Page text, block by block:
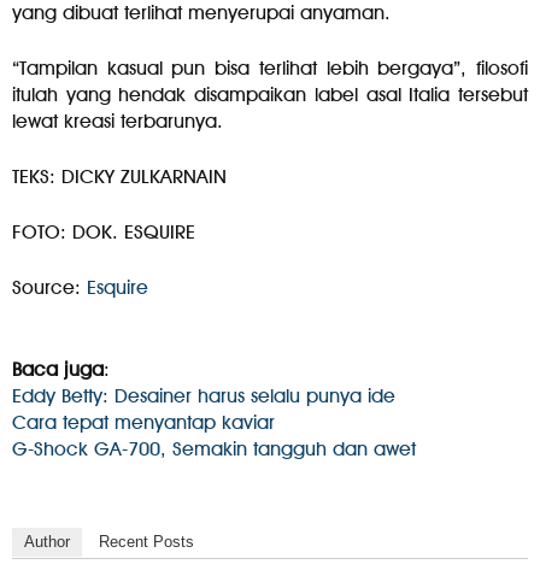
yang dibuat terlihat menyerupai anyaman.
“Tampilan kasual pun bisa terlihat lebih bergaya”, filosofi
itulah yang hendak disampaikan label asal Italia tersebut
lewat kreasi terbarunya.
TEKS: DICKY ZULKARNAIN
FOTO: DOK. ESQUIRE
Source: Esquire
Baca juga:
Eddy Betty: Desainer harus selalu punya ide
Cara tepat menyantap kaviar
G-Shock GA-700, Semakin tangguh dan awet
Author Recent Posts